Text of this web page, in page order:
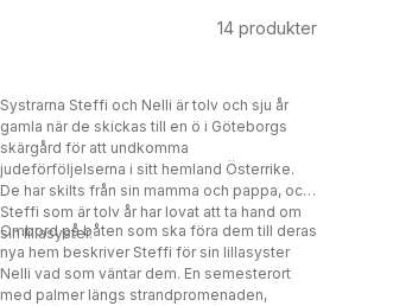
14 produkter
Systrarna Steffi och Nelli är tolv och sju år
gamla när de skickas till en ö i Göteborgs
skärgård för att undkomma
judeförföljelserna i sitt hemland Österrike.
De har skilts från sin mamma och pappa, och
Steffi som är tolv år har lovat att ta hand om
sin lillasyster.
Ombord på båten som ska föra dem till deras
nya hem beskriver Steffi för sin lillasyster
Nelli vad som väntar dem. En semesterort
med palmer längs strandpromenaden,